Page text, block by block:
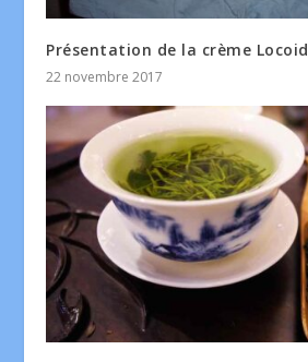
Présentation de la crème Locoid
22 novembre 2017